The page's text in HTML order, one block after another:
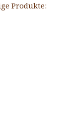
Produkte: